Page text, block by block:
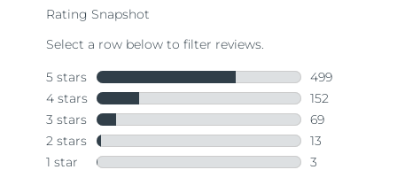
value.
736
Same
page
link.